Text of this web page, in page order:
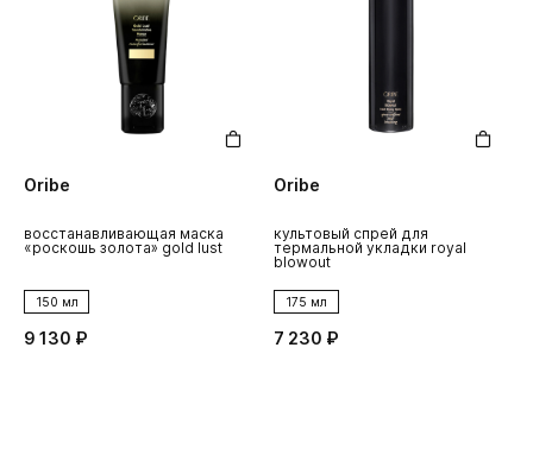
Oribe
восстанавливающая маска
«роскошь золота» gold lust
150 мл
9 130 ₽
Oribe
культовый спрей для
термальной укладки royal
blowout
175 мл
7 230 ₽